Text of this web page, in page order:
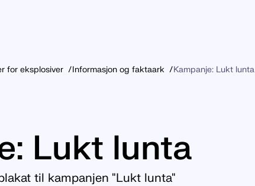
for eksplosiver Informasjon og faktaark Kampanje: Lukt lunta
Lukt lunta
til kampanjen "Lukt lunta"